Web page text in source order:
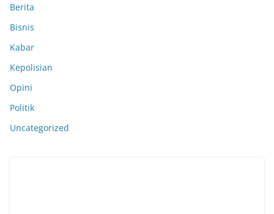
Berita
Bisnis
Kabar
Kepolisian
Opini
Politik
Uncategorized